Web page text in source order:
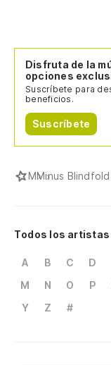
Disfruta de la
opciones
Suscríbete para
beneficios.
Suscríbete
MMinus Blindfold
Todos los artistas
A B C D
M
N O P
Y
Z #